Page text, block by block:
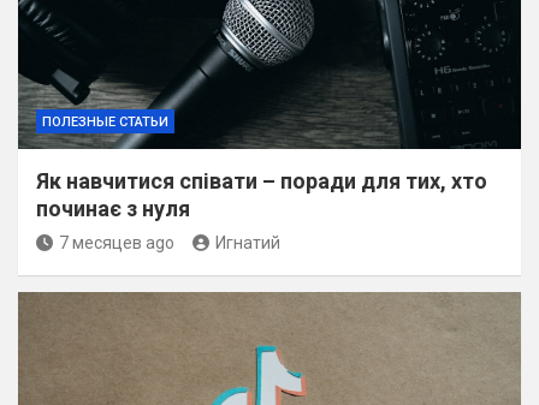
ПОЛЕЗНЫЕ СТАТЬИ
Як навчитися співати – поради для тих, хто
починає з нуля
7 месяцев ago Игнатий